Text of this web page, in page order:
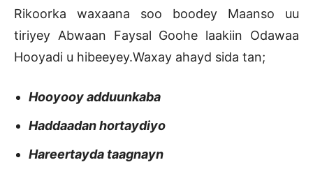
Rikoorka waxaana soo boodey Maanso uu
tiriyey Abwaan Faysal Goohe laakiin Odawaa
Hooyadi u hibeeyey.Waxay ahayd sida tan;
Hooyooy adduunkaba
Haddaadan hortaydiyo
Hareertayda taagnayn